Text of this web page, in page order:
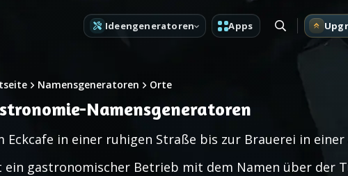
Ideengeneratoren Apps
Namensgeneratoren Orte
Namensgeneratoren
Eckcafe in einer ruhigen Straße bis zur Brauerei in
gastronomischer Betrieb mit dem Namen über der